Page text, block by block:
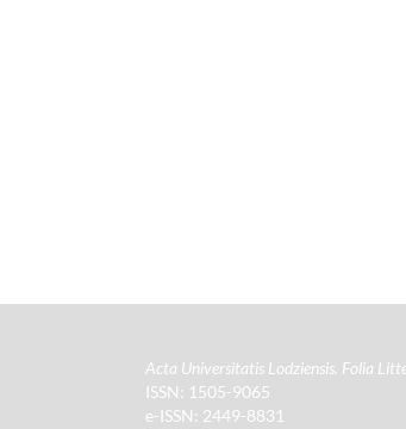
Acta Universitatis Lodziensis. Folia
ISSN: 1505-9065
e-ISSN: 2449-8831